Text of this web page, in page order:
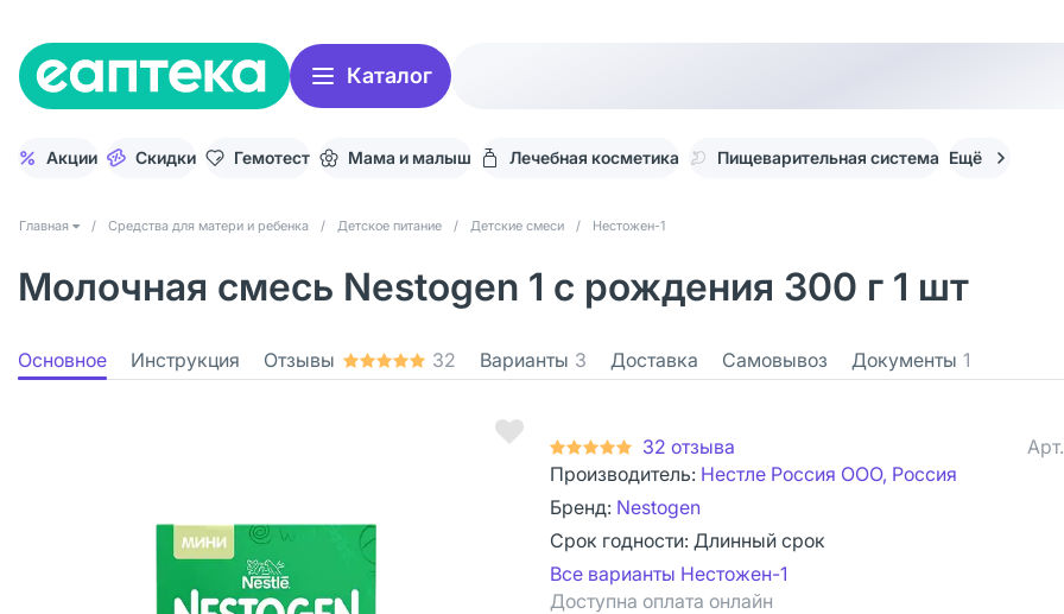
Каталог
Акции Скидки Гемотест Мама и малыш Лечебная косметика Пищеварительная система Ещё
Главная / Средства для матери и ребенка / Детское питание / Детские смеси / Нестожен-1
Молочная смесь Nestogen 1 с рождения 300 г 1 шт
Основное Инструкция Отзывы 32 Варианты 3 Доставка Самовывоз Документы 1
32 отзыва
Производитель: Нестле Россия ООО, Россия
Бренд: Nestogen
Срок годности: Длинный срок
Все варианты Нестожен-1
Доступна оплата онлайн